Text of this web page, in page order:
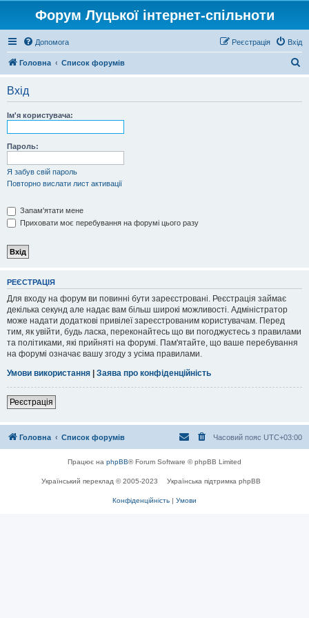
Форум Луцької інтернет-спільноти
Допомога Вхід
Реєстрація
Головна Список форумів
Вхід
Ім'я користувача:
Пароль:
Я забув свій пароль
Повторно вислати лист активації
Запам'ятати мене
Приховати моє перебування на форумі цього разу
РЕЄСТРАЦІЯ
Для входу на форум ви повинні бути зареєстровані. Реєстрація займає
декілька секунд але надає вам більш широкі можливості. Адміністратор
може надати додаткові привілеї зареєстрованим користувачам. Перед
тим, як увійти, будь ласка, переконайтесь що ви погоджуєтесь з правилами
та політиками, які прийняті на форумі. Пам'ятайте, що ваше перебування
на форумі означає вашу згоду з усіма правилами.
Умови використання | Заява про конфіденційність
Реєстрація
Головна Список форумів Часовий пояс UTC+03:00
Працює на phpBB® Forum Software © phpBB Limited
Український переклад © 2005-2023 Українська підтримка phpBB
Конфіденційність | Умови